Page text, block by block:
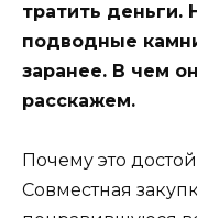
тратить деньги.
подводные
заранее. В чем
расскажем.
Почему это
Совместная